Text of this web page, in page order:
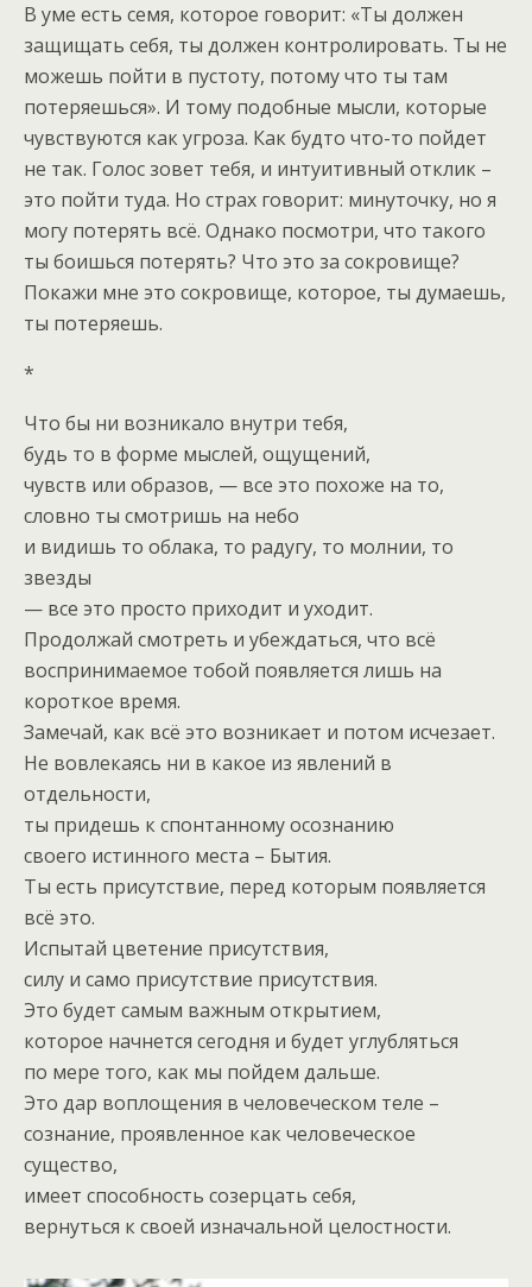
В уме есть семя, которое говорит: «Ты должен
защищать себя, ты должен контролировать. Ты не
можешь пойти в пустоту, потому что ты там
потеряешься». И тому подобные мысли, которые
чувствуются как угроза. Как будто что-то пойдет
не так. Голос зовет тебя, и интуитивный отклик –
это пойти туда. Но страх говорит: минуточку, но я
могу потерять всё. Однако посмотри, что такого
ты боишься потерять? Что это за сокровище?
Покажи мне это сокровище, которое, ты думаешь,
ты потеряешь.
*
Что бы ни возникало внутри тебя,
будь то в форме мыслей, ощущений,
чувств или образов, — все это похоже на то,
словно ты смотришь на небо
и видишь то облака, то радугу, то молнии, то
звезды
— все это просто приходит и уходит.
Продолжай смотреть и убеждаться, что всё
воспринимаемое тобой появляется лишь на
короткое время.
Замечай, как всё это возникает и потом исчезает.
Не вовлекаясь ни в какое из явлений в
отдельности,
ты придешь к спонтанному осознанию
своего истинного места – Бытия.
Ты есть присутствие, перед которым появляется
всё это.
Испытай цветение присутствия,
силу и само присутствие присутствия.
Это будет самым важным открытием,
которое начнется сегодня и будет углубляться
по мере того, как мы пойдем дальше.
Это дар воплощения в человеческом теле –
сознание, проявленное как человеческое
существо,
имеет способность созерцать себя,
вернуться к своей изначальной целостности.